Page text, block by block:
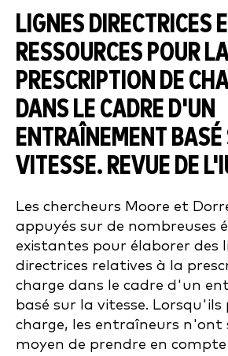
LIGNES DIRECTRICES
RESSOURCES POUR
PRESCRIPTION DE
DANS LE CADRE D'UN
ENTRAÎNEMENT BASÉ
VITESSE. REVUE DE
Les chercheurs Moore et
appuyés sur de nombreuses
existantes pour élaborer des
directrices relatives à la
charge dans le cadre d'un
basé sur la vitesse.
charge, les entraîneurs n'ont
moyen de prendre en